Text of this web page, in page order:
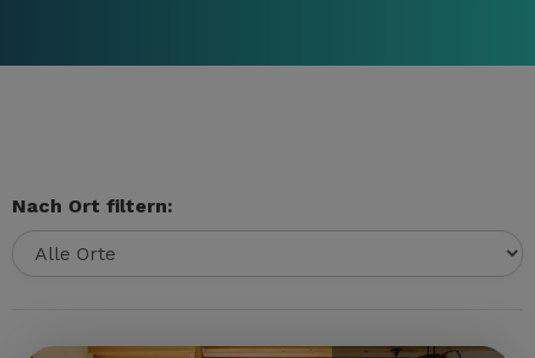
Nach Ort filtern: